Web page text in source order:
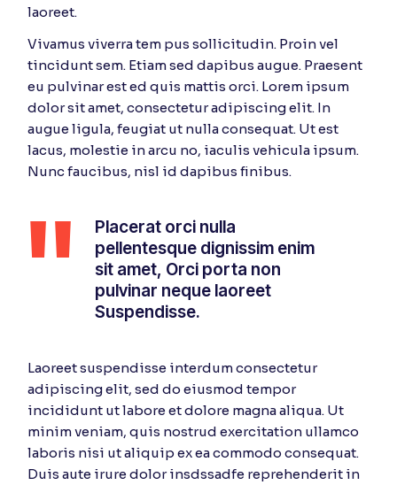
laoreet.
Vivamus viverra tem pus sollicitudin. Proin vel
tincidunt sem. Etiam sed dapibus augue. Praesent
eu pulvinar est ed quis mattis orci. Lorem ipsum
dolor sit amet, consectetur adipiscing elit. In
augue ligula, feugiat ut nulla consequat. Ut est
lacus, molestie in arcu no, iaculis vehicula ipsum.
Nunc faucibus, nisl id dapibus finibus.
Placerat orci nulla
pellentesque dignissim enim
sit amet, Orci porta non
pulvinar neque laoreet
Suspendisse.
Laoreet suspendisse interdum consectetur
adipiscing elit, sed do eiusmod tempor
incididunt ut labore et dolore magna aliqua. Ut
minim veniam, quis nostrud exercitation ullamco
laboris nisi ut aliquip ex ea commodo consequat.
Duis aute irure dolor insdssadfe reprehenderit in